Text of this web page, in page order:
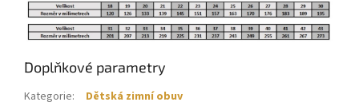
Doplňkové parametry
Kategorie:
Dětská zimní obuv